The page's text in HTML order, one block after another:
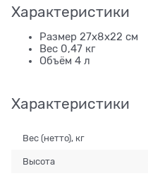
Характеристики
Размер 27x8x22 см
Вес 0,47 кг
Объём 4 л
Характеристики
Вес (нетто), кг
Высота